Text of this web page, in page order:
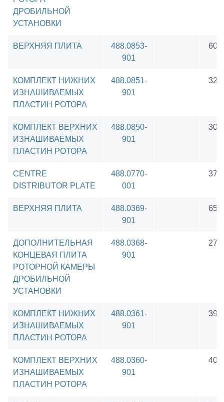
ДРОБИЛЬНОЙ
УСТАНОВКИ
ВЕРХНЯЯ ПЛИТА
488.0853-
901
КОМПЛЕКТ НИЖНИХ
ИЗНАШИВАЕМЫХ
ПЛАСТИН РОТОРА
488.0851-
901
КОМПЛЕКТ ВЕРХНИХ
ИЗНАШИВАЕМЫХ
ПЛАСТИН РОТОРА
488.0850-
901
CENTRE
DISTRIBUTOR PLATE
488.0770-
001
ВЕРХНЯЯ ПЛИТА
488.0369-
901
ДОПОЛНИТЕЛЬНАЯ
КОНЦЕВАЯ ПЛИТА
РОТОРНОЙ КАМЕРЫ
ДРОБИЛЬНОЙ
УСТАНОВКИ
488.0368-
901
КОМПЛЕКТ НИЖНИХ
ИЗНАШИВАЕМЫХ
ПЛАСТИН РОТОРА
488.0361-
901
КОМПЛЕКТ ВЕРХНИХ
ИЗНАШИВАЕМЫХ
ПЛАСТИН РОТОРА
488.0360-
901